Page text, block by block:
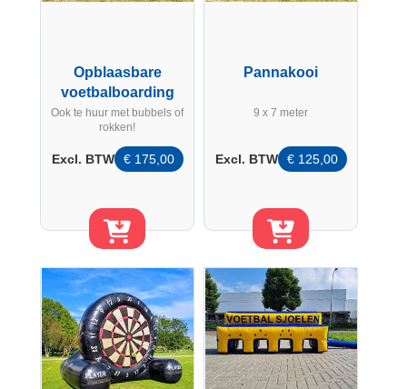
Opblaasbare
voetbalboarding
Ook te huur met bubbels of
rokken!
€ 175,00
Excl. BTW
Pannakooi
9 x 7 meter
€ 125,00
Excl. BTW